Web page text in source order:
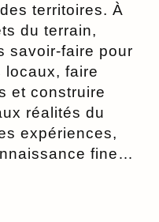
territoires. À
du terrain,
savoir-faire pour
locaux, faire
et construire
réalités du
expériences,
fine…